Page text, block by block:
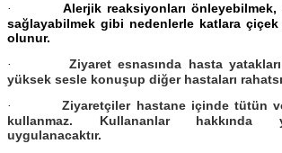
·
Alerjik reaksiyonları önleyebilmek,
sağlayabilmek gibi nedenlerle katlara çiçek
olunur.
·
Ziyaret esnasında hasta
yüksek sesle konuşup diğer hastaları
·
Ziyaretçiler hastane içinde tütün
kullanmaz. Kullananlar hakkında
uygulanacaktır.